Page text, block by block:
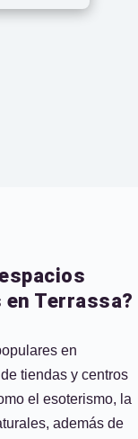
Terrassa?
en
tiendas y centros
el esoterismo, la
además de